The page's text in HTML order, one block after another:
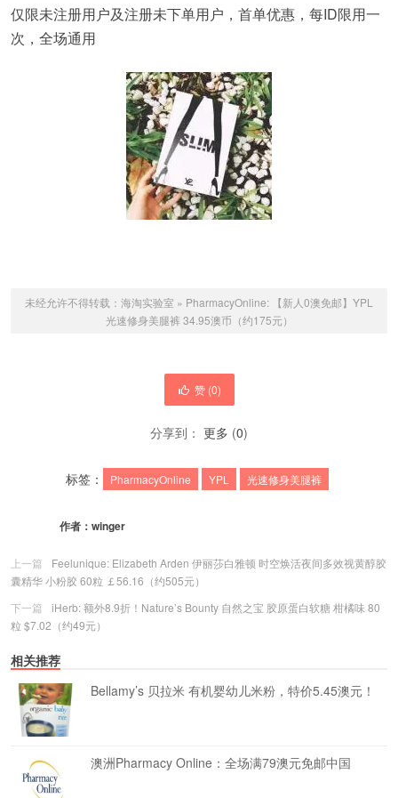
仅限未注册用户及注册未下单用户，首单优惠，每ID限用一
次，全场通用
未经允许不得转载： 海淘实验室 » PharmacyOnline: 【新人0澳免邮】YPL
光速修身美腿裤 34.95澳币（约175元）
赞 (0)
分享到： 更多 (0)
标签： PharmacyOnline YPL 光速修身美腿裤
作者： winger
上一篇
Feelunique: Elizabeth Arden 伊丽莎白雅顿 时空焕活夜间多效视黄醇胶
囊精华 小粉胶 60粒 ￡56.16（约505元）
下一篇
iHerb: 额外8.9折！Nature’s Bounty 自然之宝 胶原蛋白软糖 柑橘味 80
粒 $7.02（约49元）
相关推荐
Bellamy’s 贝拉米 有机婴幼儿米粉，特价5.45澳元！
澳洲Pharmacy Online：全场满79澳元免邮中国